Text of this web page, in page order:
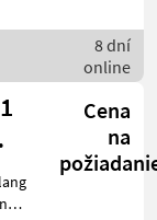
8 dní
online
Cena
na